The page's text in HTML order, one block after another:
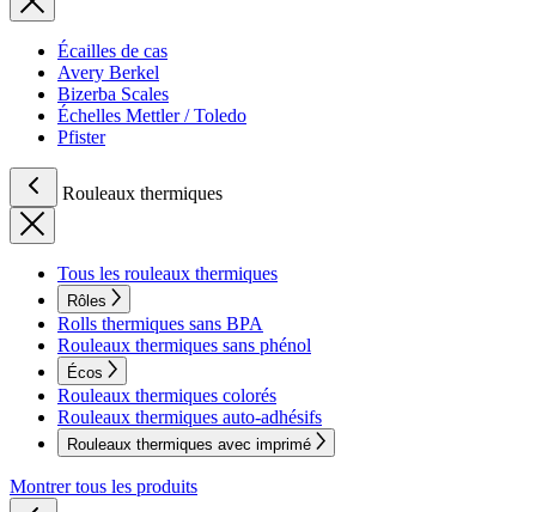
Écailles de cas
Avery Berkel
Bizerba Scales
Échelles Mettler / Toledo
Pfister
Rouleaux thermiques
Tous les rouleaux thermiques
Rôles
Rolls thermiques sans BPA
Rouleaux thermiques sans phénol
Écos
Rouleaux thermiques colorés
Rouleaux thermiques auto-adhésifs
Rouleaux thermiques avec imprimé
Montrer tous les produits